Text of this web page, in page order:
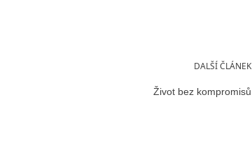
DALŠÍ ČLÁNEK
Život bez kompromisů